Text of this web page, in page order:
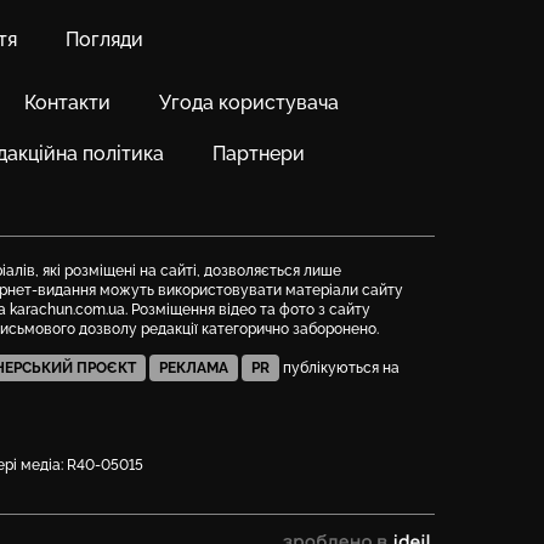
Погляди
Контакти Угода користувача
політика Партнери
які розміщені на сайті, дозволяється лише
видання можуть використовувати матеріали сайту
karachun.com.ua. Розміщення відео та фото з сайту
дозволу редакції категорично заборонено.
ПРОЄКТ РЕКЛАМА PR
публікуються на
медіа: R40-05015